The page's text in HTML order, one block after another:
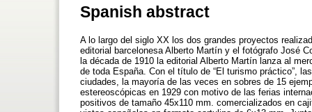
Spanish abstract
A lo largo del siglo XX los dos grandes proyectos
editorial barcelonesa Alberto Martín y el fotógrafo José
la década de 1910 la editorial Alberto Martín lanza al
de toda España. Con el título de “El turismo práctico”,
ciudades, la mayoría de las veces en sobres de 15
estereoscópicas en 1929 con motivo de las ferias
positivos de tamaño 45x110 mm. comercializados en